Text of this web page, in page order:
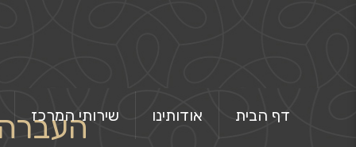
דף הבית אודותינו שירותי המרכז